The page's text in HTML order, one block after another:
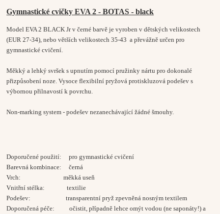
Gymnastické cvičky EVA 2 - BOTAS - black
Model EVA 2 BLACK Jr v černé barvě je vyroben v dětských velikostech
(EUR 27-34), nebo větších velikostech 35-43 a převážně určen pro
gymnastické cvičení.
Měkký a lehký svršek s upnutím pomocí pružinky nártu pro dokonalé
přizpůsobení noze. Vysoce flexibilní pryžová protiskluzová podešev s
výbornou přilnavostí k povrchu.
Non-marking system - podešev nezanechávající žádné šmouhy.
Doporučené použití: pro gymnastické cvičení
Barevná kombinace: černá
Vrch: měkká useň
Vnitřní stélka: textilie
Podešev: transparentní pryž zpevněná nosným textilem
Doporučená péče: očistit, případně lehce omýt vodou (ne saponáty!) a